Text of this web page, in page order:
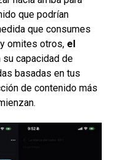
que podrían
que consumes
omites otros, el
su capacidad de
basadas en tus
de contenido más